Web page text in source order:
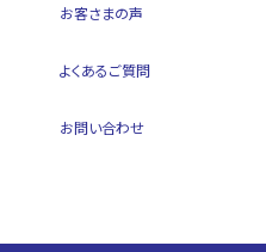
お客さまの声
よくあるご質問
お問い合わせ